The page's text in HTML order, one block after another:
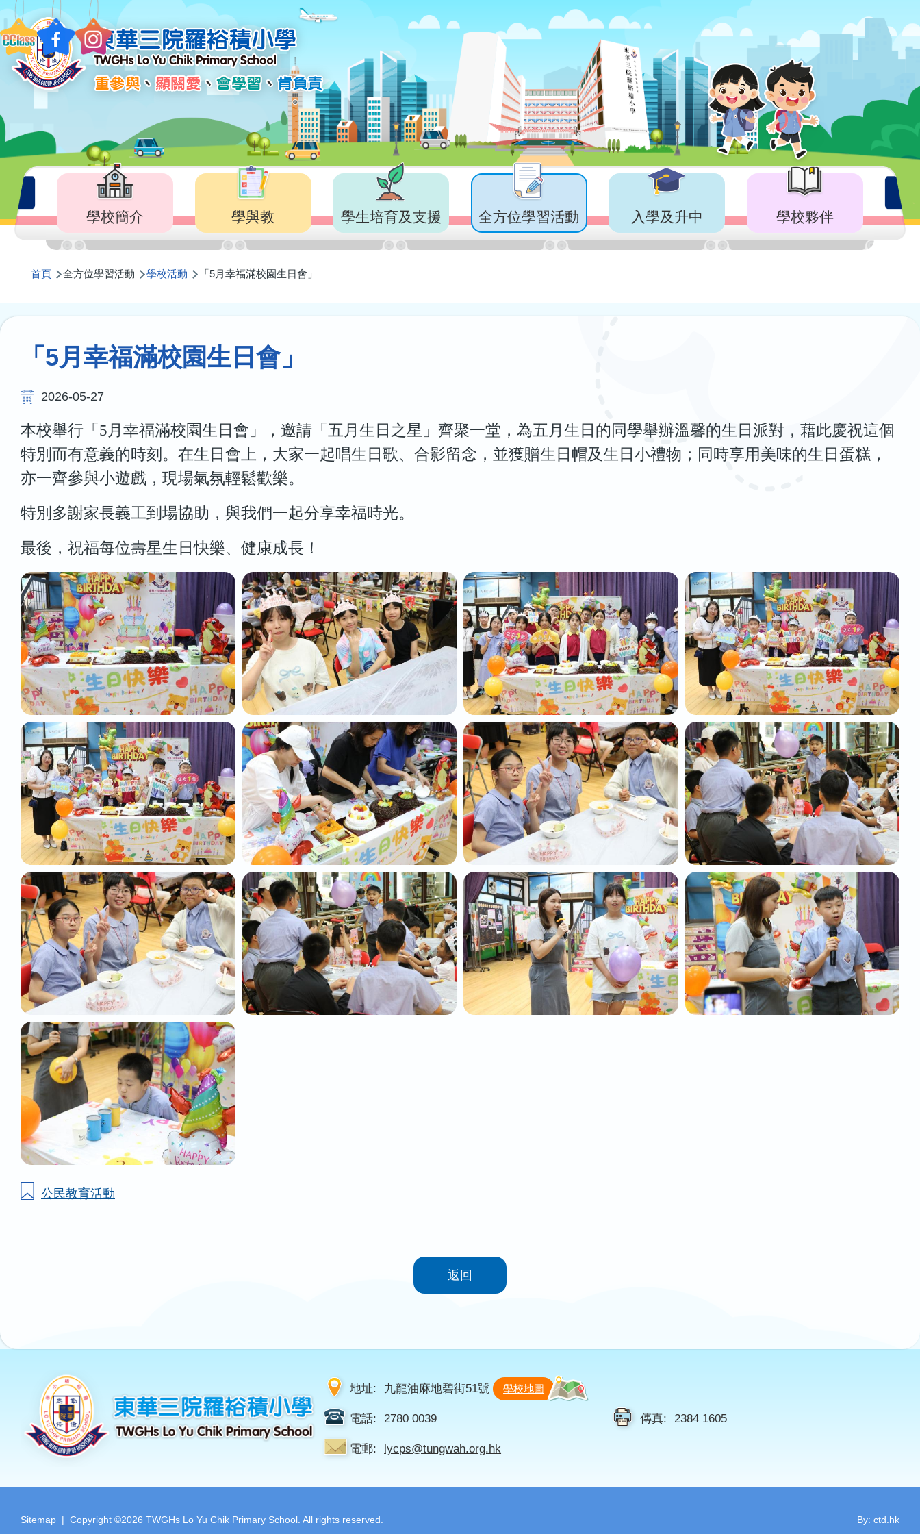
移至主內容
Main
navigation
學校簡介 學與教 學生培育及支援 全方位學習活動 入學及升中 學校夥伴
導
航
連
首頁 全方位學習活動 學校活動 「5月幸福滿校園生日會」
「5月幸福滿校園生日會」
2026-05-27
本校舉行「5月幸福滿校園生日會」，邀請「五月生日之星」齊聚一堂，為五月生日的同學舉辦溫馨的生日派對，藉此慶祝這個
特別而有意義的時刻。在生日會上，大家一起唱生日歌、合影留念，並獲贈生日帽及生日小禮物；同時享用美味的生日蛋糕，
亦一齊參與小遊戲，現場氣氛輕鬆歡樂。
特別多謝家長義工到場協助，與我們一起分享幸福時光。
最後，祝福每位壽星生日快樂、健康成長！
公民教育活動
返回
地址: 九龍油麻地碧街51號 學校地圖
電話: 2780 0039 傳真: 2384 1605
電郵: lycps@tungwah.org.hk
Sitemap | Copyright ©2026 TWGHs Lo Yu Chik Primary School. All rights reserved. By: ctd.hk